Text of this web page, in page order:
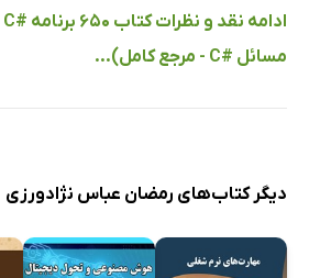
مسائل #C - مرجع کامل)...
دیگر کتاب‌های رمضان عباس نژادورزی